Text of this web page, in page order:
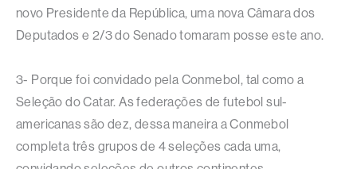
novo Presidente da República, uma nova Câmara dos
Deputados e 2/3 do Senado tomaram posse este ano.
3- Porque foi convidado pela Conmebol, tal como a
Seleção do Catar. As federações de futebol sul-
americanas são dez, dessa maneira a Conmebol
completa três grupos de 4 seleções cada uma,